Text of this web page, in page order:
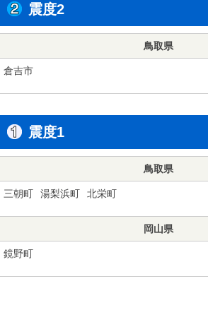
震度2
鳥取県
倉吉市
震度1
鳥取県
三朝町 湯梨浜町 北栄町
岡山県
鏡野町